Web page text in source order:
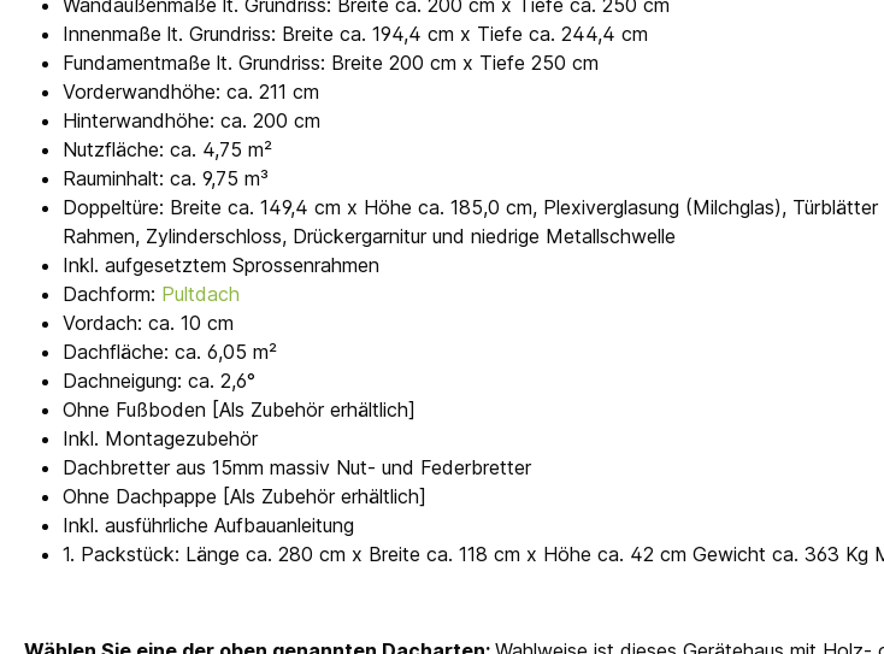
Wandaußenmaße lt. Grundriss: Breite ca. 200 cm x Tiefe ca. 250 cm
Innenmaße lt. Grundriss: Breite ca. 194,4 cm x Tiefe ca. 244,4 cm
Fundamentmaße lt. Grundriss: Breite 200 cm x Tiefe 250 cm
Vorderwandhöhe: ca. 211 cm
Hinterwandhöhe: ca. 200 cm
Nutzfläche: ca. 4,75 m²
Rauminhalt: ca. 9,75 m³
Doppeltüre: Breite ca. 149,4 cm x Höhe ca. 185,0 cm, Plexiverglasung (Milchglas), Türblätter
Rahmen, Zylinderschloss, Drückergarnitur und niedrige Metallschwelle
Inkl. aufgesetztem Sprossenrahmen
Dachform: Pultdach
Vordach: ca. 10 cm
Dachfläche: ca. 6,05 m²
Dachneigung: ca. 2,6°
Ohne Fußboden [Als Zubehör erhältlich]
Inkl. Montagezubehör
Dachbretter aus 15mm massiv Nut- und Federbretter
Ohne Dachpappe [Als Zubehör erhältlich]
Inkl. ausführliche Aufbauanleitung
1. Packstück: Länge ca. 280 cm x Breite ca. 118 cm x Höhe ca. 42 cm Gewicht ca. 363 Kg